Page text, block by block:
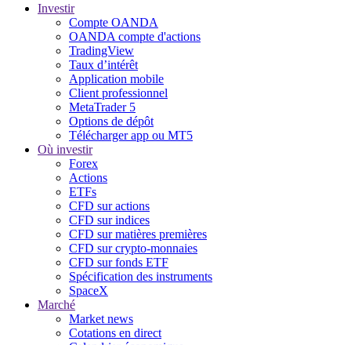
Investir
Compte OANDA
OANDA compte d'actions
TradingView
Taux d’intérêt
Application mobile
Client professionnel
MetaTrader 5
Options de dépôt
Télécharger app ou MT5
Où investir
Forex
Actions
ETFs
CFD sur actions
CFD sur indices
CFD sur matières premières
CFD sur crypto-monnaies
CFD sur fonds ETF
Spécification des instruments
SpaceX
Marché
Market news
Cotations en direct